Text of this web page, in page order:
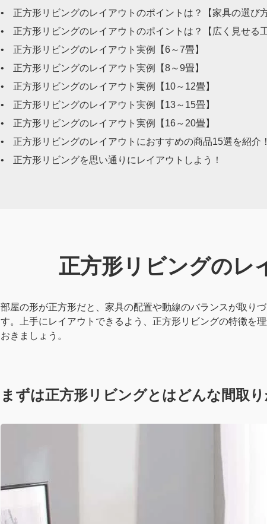
正方形リビングのレイアウトのポイントは？【家具の選び
正方形リビングのレイアウトのポイントは？【広く見せる工
正方形リビングのレイアウト実例【6～7畳】
正方形リビングのレイアウト実例【8～9畳】
正方形リビングのレイアウト実例【10～12畳】
正方形リビングのレイアウト実例【13～15畳】
正方形リビングのレイアウト実例【16～20畳】
正方形リビングのレイアウトにおすすめの商品15選を紹介！
正方形リビングを思い通りにレイアウトしよう！
正方形リビングのレ
部屋の形が正方形だと、家具の配置や動線のバランスが取り
す。上手にレイアウトできるよう、正方形リビングの特徴を
おきましょう。
まずは正方形リビングとはどんな間取り